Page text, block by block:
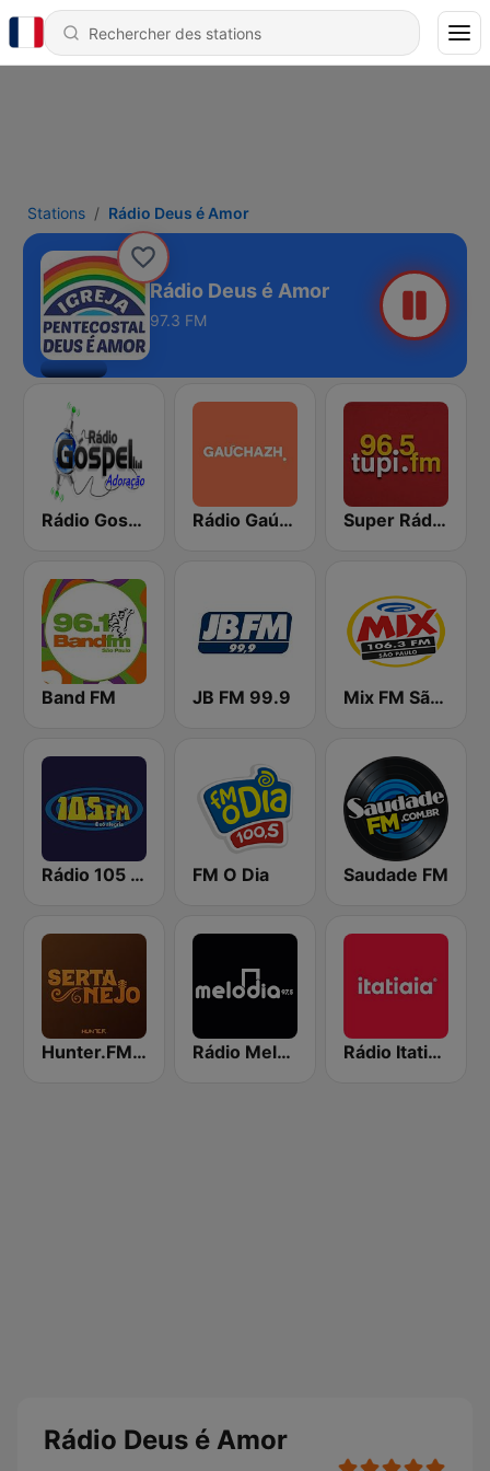
Stations Rádio Deus é Amor
Rádio Deus é Amor
97.3 FM
Rádio Gospel Adoração Rádio Gaúcha ZH Super Rádio Tupi
Band FM JB FM 99.9 Mix FM São Paulo
Rádio 105 FM FM O Dia Saudade FM
Hunter.FM - Sertanejo Rádio Melodia FM Rádio Itatiaia FM
Rádio Deus é Amor